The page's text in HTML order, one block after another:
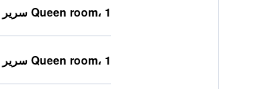
Queen room، 1 سرير كوين
Queen room، 1 سرير كوين